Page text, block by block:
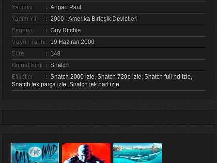
Yapımcı
: Angad Paul
Yapım Yılı
: 2000 - Amerika Birleşik Devletleri
Senaryo
: Guy Ritchie
Vizyon Tarihi: 19 Haziran 2000
Süre
: 148
Orjinal İsim
: Snatch
Etiketler
: Snatch 2000 izle, Snatch 720p izle, Snatch full hd izle,
Snatch tek parça izle, Snatch tek part izle